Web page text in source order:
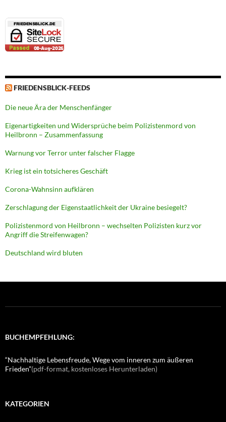
FRIEDENSBLICK-FEEDS
Die neue Ära der Menschenfänger
Eigenartigkeiten und Widersprüche beim Polizistenmord von
Heilbronn – Zusammenfassung
Warnung vor Terror unter falscher Flagge
Krieg ist ein totsicheres Geschäft
Corona-Wahnsinn aufklären
Zerschlagung der Eigenstaatlichkeit der Ukraine besiegelt?
Polizistenmord von Heilbronn – wechselten Polizisten kurz vor
Angriff die Streifenwagen?
Deutschland wird bluten
BUCHEMPFEHLUNG:
“Nachhaltige Lebensfreude, Wege vom inneren zum äußeren
Frieden”(pdf-format, kostenloses Herunterladen)
KATEGORIEN